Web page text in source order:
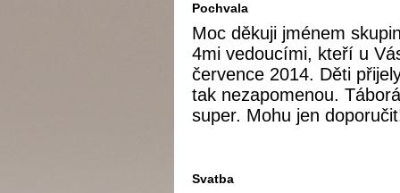
Pochvala
Moc děkuji jménem
4mi vedoucími, kteří u
července 2014. Děti
tak nezapomenou.
super. Mohu jen
Svatba